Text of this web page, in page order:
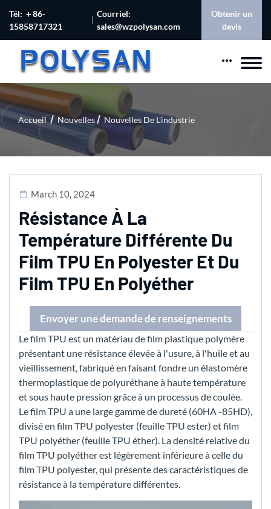
Tél: ＋86-
15858717321
Courriel:
sales@wzpolysan.com
Obtenir un
devis
Accueil Nouvelles Nouvelles De L'industrie
March 10, 2024
Résistance À La
Température Différente Du
Film TPU En Polyester Et Du
Film TPU En Polyéther
Envoyer une demande de renseignements
Le film TPU est un matériau de film plastique polymère
présentant une résistance élevée à l'usure, à l'huile et au
vieillissement, fabriqué en faisant fondre un élastomère
thermoplastique de polyuréthane à haute température
et sous haute pression grâce à un processus de coulée.
Le film TPU a une large gamme de dureté (60HA -85HD),
divisé en film TPU polyester (feuille TPU ester) et film
TPU polyéther (feuille TPU éther). La densité relative du
film TPU polyéther est légèrement inférieure à celle du
film TPU polyester, qui présente des caractéristiques de
résistance à la température différentes.